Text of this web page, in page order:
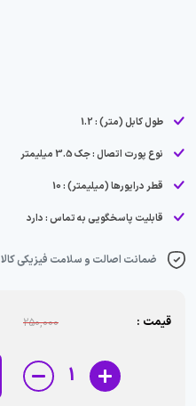
طول کابل (متر) : 1.2
نوع پورت اتصال : جک 3.5 میلیمتر
قطر درایورها (میلیمتر) : 10
قابلیت پاسخگویی به تماس : دارد
ضمانت اصالت و سلامت فیزیکی کالا
قیمت : 250,000
1